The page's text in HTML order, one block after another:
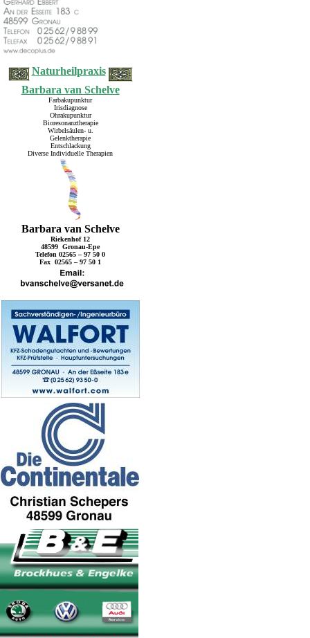
Naturheilpraxis
Barbara van Schelve
Farbakupunktur
Irisdiagnose
Ohrakupunktur
Bioresonanztherapie
Wirbelsäulen- u.
Gelenktherapie
Entschlackung
Diverse Individuelle Therapien
Barbara van Schelve
Riekenhof 12
48599 Gronau-Epe
Telefon 02565 – 97 50 0
Fax 02565 – 97 50 1